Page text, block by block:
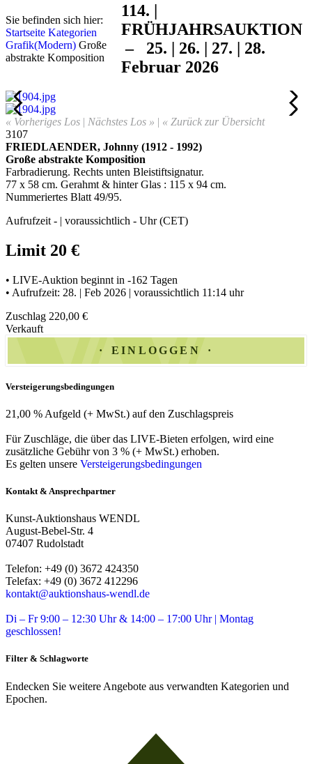
Sie befinden sich hier:
Startseite Kategorien
Grafik(Modern) Große
abstrakte Komposition
114. |
FRÜHJAHRSAUKTION
– 25. | 26. | 27. | 28.
Februar 2026
« Vorheriges Los | Nächstes Los » | « Zurück zur Übersicht
3107
FRIEDLAENDER, Johnny (1912 - 1992)
Große abstrakte Komposition
Farbradierung. Rechts unten Bleistiftsignatur.
77 x 58 cm. Gerahmt & hinter Glas : 115 x 94 cm.
Nummeriertes Blatt 49/95.
Aufrufzeit - | voraussichtlich - Uhr (CET)
Limit 20 €
• LIVE-Auktion beginnt in -162 Tagen
• Aufrufzeit: 28. | Feb 2026 | voraussichtlich 11:14 uhr
Zuschlag 220,00 €
Verkauft
EINLOGGEN
Versteigerungsbedingungen
21,00 % Aufgeld (+ MwSt.) auf den Zuschlagspreis
Für Zuschläge, die über das LIVE-Bieten erfolgen, wird eine
zusätzliche Gebühr von 3 % (+ MwSt.) erhoben.
Es gelten unsere Versteigerungsbedingungen
Kontakt & Ansprechpartner
Kunst-Auktionshaus WENDL
August-Bebel-Str. 4
07407 Rudolstadt
Telefon: +49 (0) 3672 424350
Telefax: +49 (0) 3672 412296
kontakt@auktionshaus-wendl.de
Di – Fr 9:00 – 12:30 Uhr & 14:00 – 17:00 Uhr | Montag
geschlossen!
Filter & Schlagworte
Endecken Sie weitere Angebote aus verwandten Kategorien und
Epochen.